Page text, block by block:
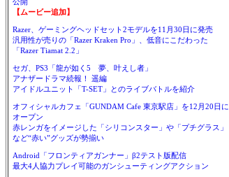
【ムービー追加】
Razer、ゲーミングヘッドセット2モデルを11月30日に発売
汎用性が売りの「Razer Kraken Pro」、低音にこだわった
「Razer Tiamat 2.2」
セガ、PS3「龍が如く5 夢、叶えし者」
アナザードラマ続報！ 遥編
アイドルユニット「T-SET」とのライブバトルを紹介
オフィシャルカフェ「GUNDAM Cafe 東京駅店」を12月20日に
オープン
赤レンガをイメージした「シリコンスター」や「プチグラス」
など“赤い”グッズが勢揃い
Android「フロンティアガンナー」β2テスト版配信
最大4人協力プレイ可能のガンシューティングアクション